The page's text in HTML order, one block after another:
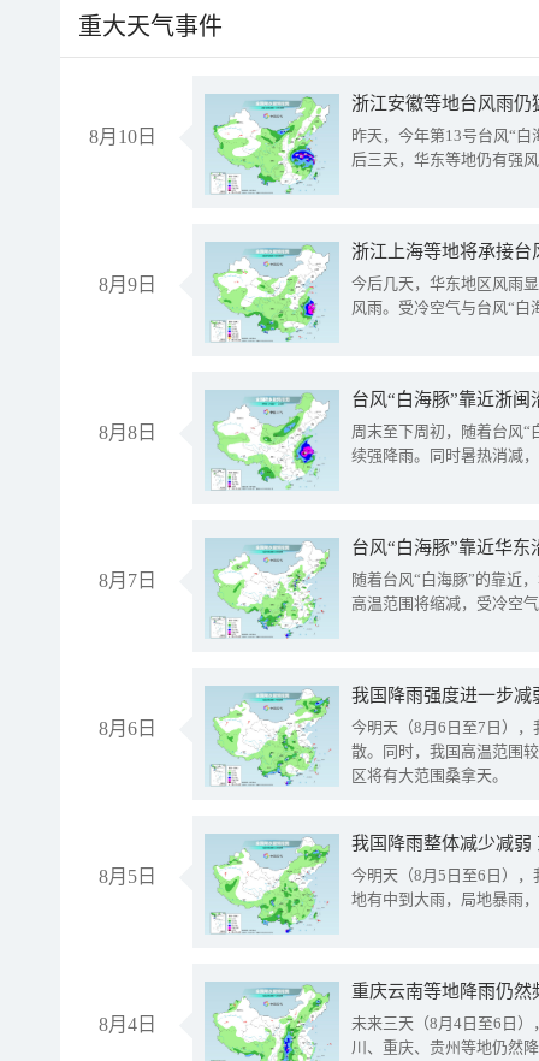
重大天气事件
8月10日
浙江安徽等地台风雨
昨天，今年第13号台风“
后三天，华东等地仍有强
8月9日
浙江上海等地将承接台
今后几天，华东地区风雨
风雨。受冷空气与台风“白
8月8日
台风“白海豚”靠近浙
周末至下周初，随着台风“
续强降雨。同时暑热消减
8月7日
台风“白海豚”靠近华
随着台风“白海豚”的靠近
高温范围将缩减，受冷空
8月6日
今明天（8月6日至7日）
散。同时，我国高温范围
区将有大范围桑拿天。
8月5日
我国降雨整体减少减弱
今明天（8月5日至6日）
地有中到大雨，局地暴雨
8月4日
重庆云南等地降雨仍然
未来三天（8月4日至6日
川、重庆、贵州等地仍然